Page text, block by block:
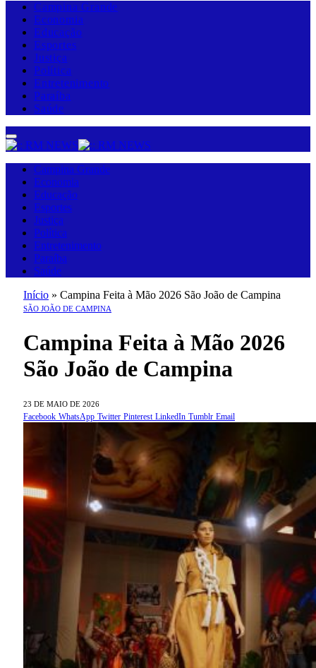
Campina Grande
Economia
Educação
Esportes
Justiça
Política
Entretenimento
Paraíba
Saúde
Campina Grande
Economia
Educação
Esportes
Justiça
Política
Entretenimento
Paraíba
Saúde
Início » Campina Feita à Mão 2026 São João de Campina
SÃO JOÃO DE CAMPINA
Campina Feita à Mão 2026
São João de Campina
23 DE MAIO DE 2026
Facebook WhatsApp Twitter Pinterest LinkedIn Tumblr Email